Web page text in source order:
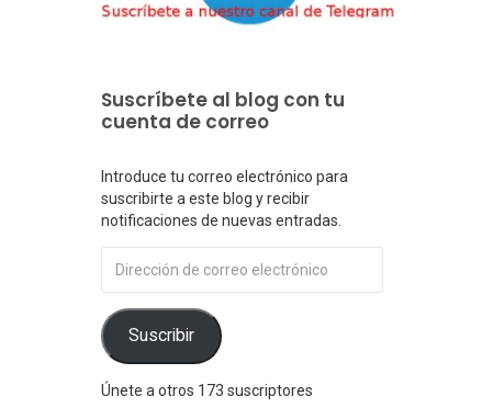
Suscríbete al blog con tu
cuenta de correo
Introduce tu correo electrónico para
suscribirte a este blog y recibir
notificaciones de nuevas entradas.
de
correo
electrónico
Suscribir
Únete a otros 173 suscriptores